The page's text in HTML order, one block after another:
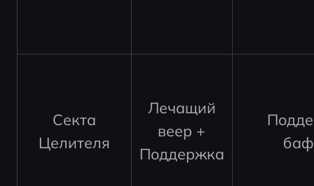
Секта
Целителя
Лечащий
веер +
Поддержка